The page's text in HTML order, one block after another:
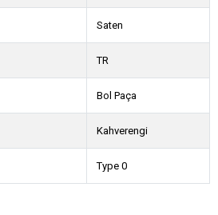
Saten
TR
Bol Paça
Kahverengi
Type 0